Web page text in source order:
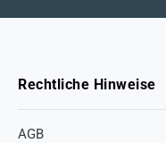
Rechtliche Hinweise
AGB